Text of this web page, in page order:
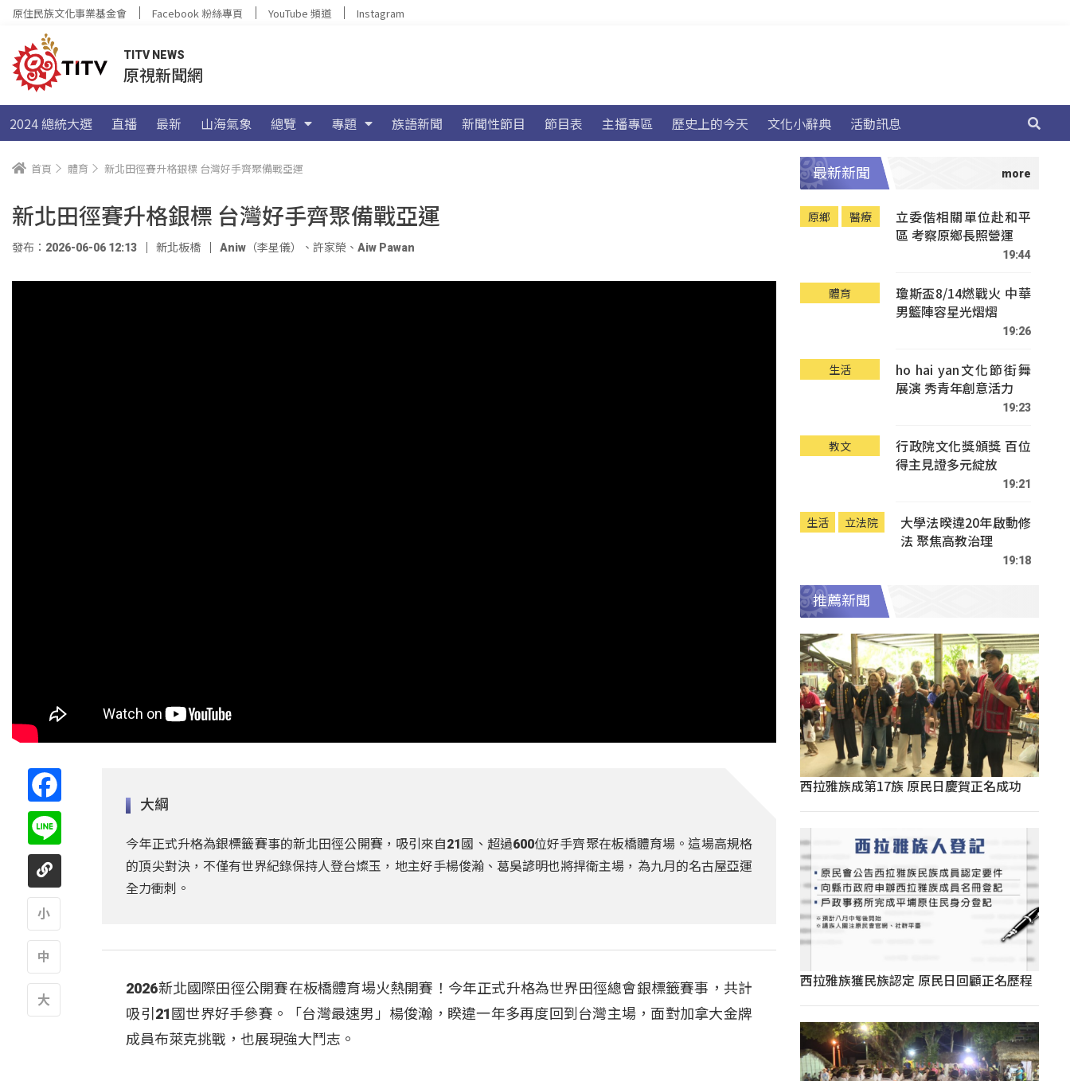
原住民族文化事業基金會 Facebook 粉絲專頁 YouTube 頻道 Instagram
TITV NEWS
原視新聞網
2024 總統大選 直播 最新 山海氣象 總覽 專題 族語新聞 新聞性節目 節目表 主播專區 歷史上的今天 文化小辭典 活動訊息
首頁 體育 新北田徑賽升格銀標 台灣好手齊聚備戰亞運
新北田徑賽升格銀標 台灣好手齊聚備戰亞運
發布：2026-06-06 12:13 新北板橋 Aniw（李星儀） 、 許家榮 、 Aiw Pawan
大綱
今年正式升格為銀標籤賽事的新北田徑公開賽，吸引來自21國、超過600位好手齊聚在板橋體育場。這場高規格
的頂尖對決，不僅有世界紀錄保持人登台燦玉，地主好手楊俊瀚、葛吳諺明也將捍衛主場，為九月的名古屋亞運
全力衝刺。
2026新北國際田徑公開賽在板橋體育場火熱開賽！ 今年正式升格為世界田徑總會銀標籤賽事，共計
吸引21國世界好手參賽。
「台灣最速男」楊俊瀚，睽違一年多再度回到台灣主場，面對加拿大金牌
成員布萊克挑戰，也展現強大鬥志。
最新新聞
原鄉 醫療
立委偕相關單位赴和平
區 考察原鄉長照營運
19:44
體育
瓊斯盃8/14燃戰火 中華
男籃陣容星光熠熠
19:26
生活
ho hai yan文化節街舞
展演 秀青年創意活力
19:23
教文
行政院文化獎頒獎 百位
得主見證多元綻放
19:21
生活 立法院
大學法暌違20年啟動修
法 聚焦高教治理
19:18
推薦新聞
西拉雅族成第17族 原民日慶賀正名成功
西拉雅族獲民族認定 原民日回顧正名歷程